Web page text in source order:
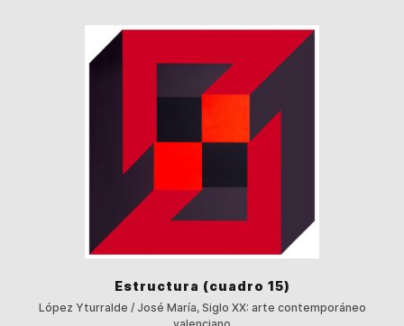
Estructura (cuadro 15)
López Yturralde / José María, Siglo XX: arte contemporáneo